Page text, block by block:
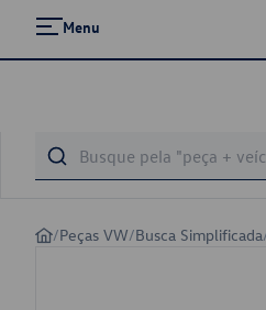
Menu
/Peças VW/Busca Simplificada